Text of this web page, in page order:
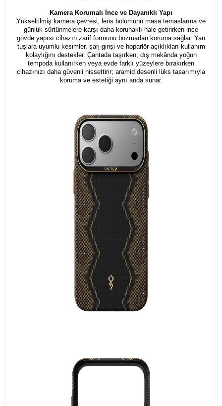
Kamera Korumalı İnce ve Dayanıklı Yapı
Yükseltilmiş kamera çevresi, lens bölümünü masa temaslarına ve
günlük sürtünmelere karşı daha korunaklı hale getirirken ince
gövde yapısı cihazın zarif formunu bozmadan koruma sağlar. Yan
tuşlara uyumlu kesimler, şarj girişi ve hoparlör açıklıkları kullanım
kolaylığını destekler. Çantada taşırken, dış mekânda yoğun
tempoda kullanırken veya evde farklı yüzeylere bırakırken
cihazınızı daha güvenli hissettirir; aramid desenli lüks tasarımıyla
koruma ve estetiği aynı anda sunar.